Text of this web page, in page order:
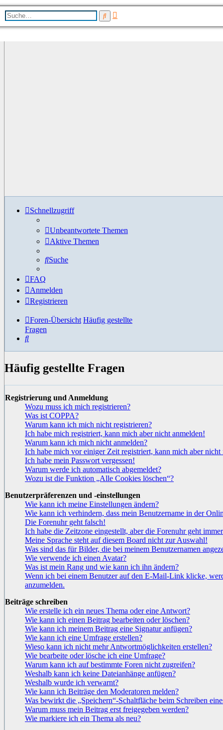
Suche
Schnellzugriff
Unbeantwortete Themen
Aktive Themen
Suche
FAQ
Anmelden
Registrieren
Foren-Übersicht Häufig gestellte
Fragen
Suche
Häufig gestellte Fragen
Registrierung und Anmeldung
Wozu muss ich mich registrieren?
Was ist COPPA?
Warum kann ich mich nicht registrieren?
Ich habe mich registriert, kann mich aber nicht anmelden!
Warum kann ich mich nicht anmelden?
Ich habe mich vor einiger Zeit registriert, kann mich aber nicht
Ich habe mein Passwort vergessen!
Warum werde ich automatisch abgemeldet?
Wozu ist die Funktion „Alle Cookies löschen“?
Benutzerpräferenzen und -einstellungen
Wie kann ich meine Einstellungen ändern?
Wie kann ich verhindern, dass mein Benutzername in der
Die Forenuhr geht falsch!
Ich habe die Zeitzone eingestellt, aber die Forenuhr geht
Meine Sprache steht auf diesem Board nicht zur Auswahl!
Was sind das für Bilder, die bei meinem Benutzernamen
Wie verwende ich einen Avatar?
Was ist mein Rang und wie kann ich ihn ändern?
Wenn ich bei einem Benutzer auf den E-Mail-Link klicke,
anzumelden.
Beiträge schreiben
Wie erstelle ich ein neues Thema oder eine Antwort?
Wie kann ich einen Beitrag bearbeiten oder löschen?
Wie kann ich meinem Beitrag eine Signatur anfügen?
Wie kann ich eine Umfrage erstellen?
Wieso kann ich nicht mehr Antwortmöglichkeiten erstellen?
Wie bearbeite oder lösche ich eine Umfrage?
Warum kann ich auf bestimmte Foren nicht zugreifen?
Weshalb kann ich keine Dateianhänge anfügen?
Weshalb wurde ich verwarnt?
Wie kann ich Beiträge den Moderatoren melden?
Was bewirkt die „Speichern“-Schaltfläche beim Schreiben
Warum muss mein Beitrag erst freigegeben werden?
Wie markiere ich ein Thema als neu?